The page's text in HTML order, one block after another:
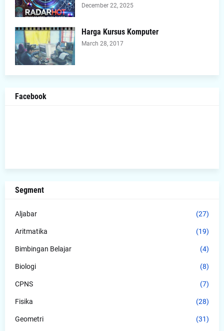
December 22, 2025
Harga Kursus Komputer
March 28, 2017
Facebook
Segment
Aljabar (27)
Aritmatika (19)
Bimbingan Belajar (4)
Biologi (8)
CPNS (7)
Fisika (28)
Geometri (31)